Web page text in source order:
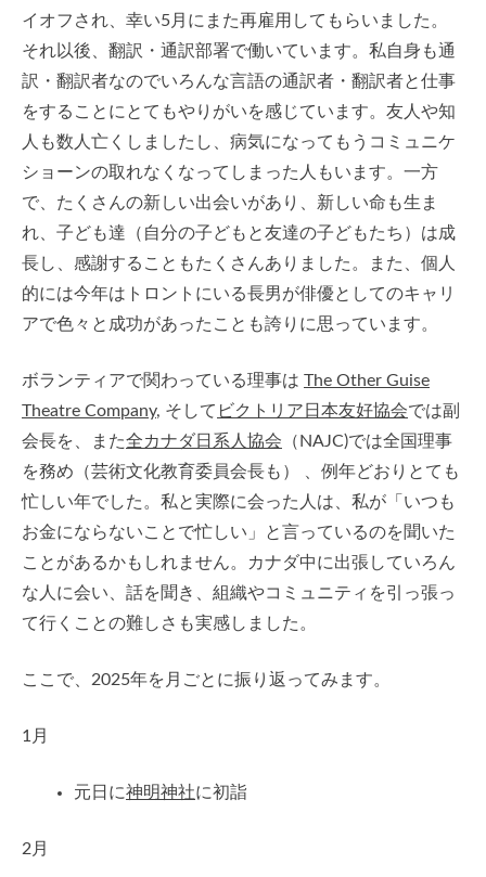
イオフされ、幸い5月にまた再雇用してもらいました。
それ以後、翻訳・通訳部署で働いています。私自身も通
訳・翻訳者なのでいろんな言語の通訳者・翻訳者と仕事
をすることにとてもやりがいを感じています。友人や知
人も数人亡くしましたし、病気になってもうコミュニケ
ショーンの取れなくなってしまった人もいます。一方
で、たくさんの新しい出会いがあり、新しい命も生ま
れ、子ども達（自分の子どもと友達の子どもたち）は成
長し、感謝することもたくさんありました。また、個人
的には今年はトロントにいる長男が俳優としてのキャリ
アで色々と成功があったことも誇りに思っています。
ボランティアで関わっている理事は The Other Guise
Theatre Company, そして ビクトリア日本友好協会では副
会長を、また全カナダ日系人協会 （NAJC)では全国理事
を務め（芸術文化教育委員会長も） 、例年どおりとても
忙しい年でした。私と実際に会った人は、私が「いつも
お金にならないことで忙しい」と言っているのを聞いた
ことがあるかもしれません。カナダ中に出張していろん
な人に会い、話を聞き、組織やコミュニティを引っ張っ
て行くことの難しさも実感しました。
ここで、2025年を月ごとに振り返ってみます。
1月
元日に神明神社に初詣
2月